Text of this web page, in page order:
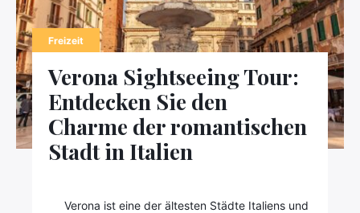
Freizeit
Verona Sightseeing Tour:
Entdecken Sie den
Charme der romantischen
Stadt in Italien
Verona ist eine der ältesten Städte Italiens und